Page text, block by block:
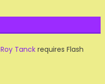
Roy Tanckrequires Flash